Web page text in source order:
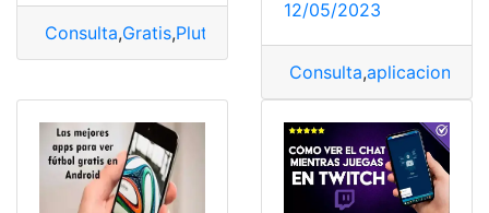
Consulta,Gratis,Pluto
12/05/2023
Consulta,aplicaciones